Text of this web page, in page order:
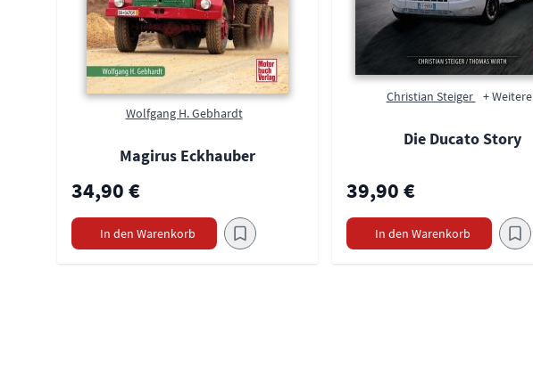
Wolfgang H. Gebhardt
Magirus Eckhauber
34,90 €
In den Warenkorb
Christian Steiger + Weitere
Die Ducato Story
39,90 €
In den Warenkorb